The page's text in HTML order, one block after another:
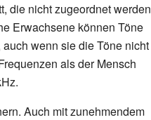
die nicht zugeordnet werden
Erwachsene können Töne
wenn sie die Töne nicht
als der Mensch
Auch mit zunehmendem